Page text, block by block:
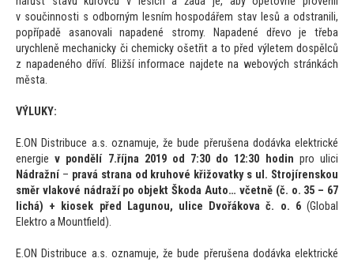
v součinnosti s odborným lesním hospodářem stav lesů a odstranili,
popřípadě asanovali napadené stromy. Napadené dřevo je třeba
urychleně mechanicky či chemicky ošetřit a to před výletem dospělců
z napadeného dříví. Bližší informace najdete na webových stránkách
města.
VÝLUKY:
E.ON Distribuce a.s. oznamuje, že bude přerušena dodávka elektrické
energiev pondělí 7.října 2019 od 7:30 do 12:30 hodin pro ulici
Nádražní – pravá strana od kruhové křižovatky s ul. Strojírenskou
směr vlakové nádraží po objekt Škoda Auto… včetně (č. o. 35 – 67
lichá) + kiosek před Lagunou, ulice Dvořákova č. o. 6 (Global
Elektro a Mountfield).
E.ON Distribuce a.s. oznamuje, že bude přerušena dodávka elektrické